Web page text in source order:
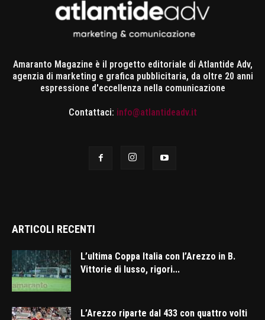
Amaranto Magazine è il progetto editoriale di Atlantide Adv,
agenzia di marketing e grafica pubblicitaria, da oltre 20 anni
espressione d'eccellenza nella comunicazione
Contattaci: info@atlantideadv.it
ARTICOLI RECENTI
L’ultima Coppa Italia con l’Arezzo in B.
Vittorie di lusso, rigori...
L’Arezzo riparte dal 433 con quattro volti